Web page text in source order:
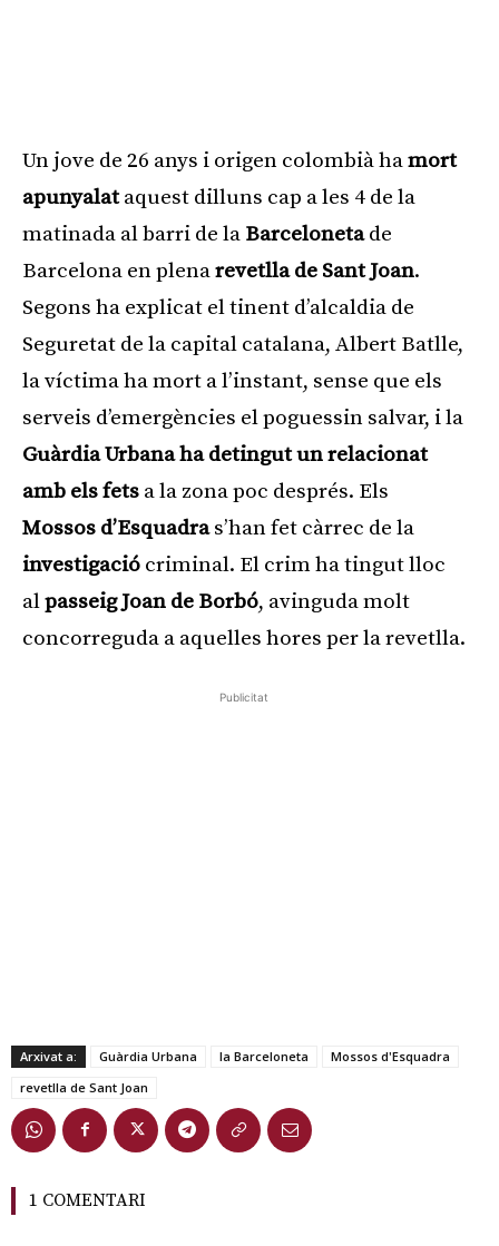
Un jove de 26 anys i origen colombià hamort
apunyalataquest dilluns cap a les 4 de la
matinada al barri de la Barcelonetade
Barcelona en plenarevetlla de Sant Joan.
Segons ha explicat el tinent d’alcaldia de
Seguretat de la capital catalana, Albert Batlle,
la víctima ha mort a l’instant, sense que els
serveis d’emergències el poguessin salvar, i la
Guàrdia Urbana ha detingut un relacionat
amb els fets a la zona poc després. Els
Mossos d’Esquadras’han fet càrrec de la
investigació criminal. El crim ha tingut lloc
alpasseig Joan de Borbó, avinguda molt
concorreguda a aquelles hores per la revetlla.
Publicitat
Arxivat a: Guàrdia Urbana la Barceloneta
Mossos d'Esquadra
revetlla de Sant Joan
1 COMENTARI